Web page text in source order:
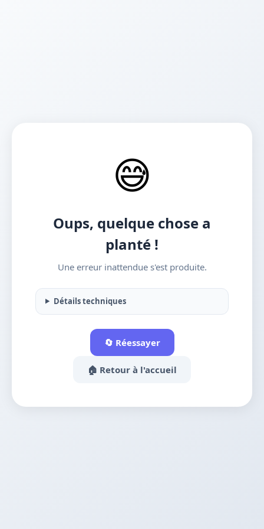
😅
Oups, quelque chose a
planté !
Une erreur inattendue s'est produite.
Détails techniques
🔄 Réessayer
🏠 Retour à l'accueil